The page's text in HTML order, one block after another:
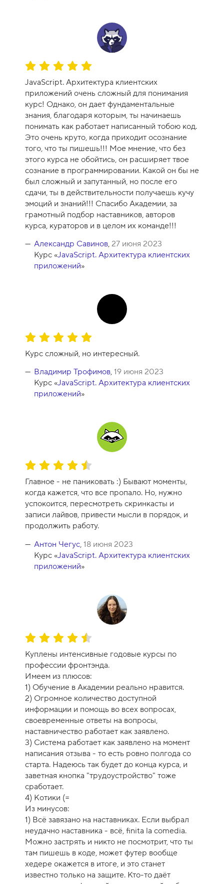
О
е
н
к
а
к
у
р
с
а
-
1
0
JavaScript. Архитектура клиентских
приложений очень сложный для понимания
курс! Однако, он дает фундаментальные
знания, благодаря которым, ты начинаешь
понимать как работает написанный тобою код.
Это очень круто, когда приходит осознание
того, что ты пишешь!!! Мое мнение, что без
этого курса не обойтись, он расширяет твое
сознание в программировании. Какой он бы не
был сложный и запутанный, но после его
сдачи, ты в действительности получаешь кучу
эмоций и знаний!!! Спасибо Академии, за
грамотный подбор наставников, авторов
курса, кураторов и в целом их команде!!!
Александр Савинов, 27 июня 2023
Курс «JavaScript. Архитектура клиентских
приложений»
О
е
н
1
0
Курс сложный, но интересный.
Владимир Трофимов, 19 июня 2023
Курс «JavaScript. Архитектура клиентских
приложений»
О
ц
е
н
к
а
к
у
Главное - не паниковать :) Бывают моменты,
когда кажется, что все пропало. Но, нужно
успокоится, пересмотреть скринкасты и
записи лайвов, привести мысли в порядок, и
продолжить работу.
Антон Чегус, 18 июня 2023
Курс «JavaScript. Архитектура клиентских
приложений»
О
е
н
к
а
к
у
р
с
а
-
9
Куплены интенсивные годовые курсы по
профессии фронтэнда.
Имеем из плюсов:
1) Обучение в Академии реально нравится.
2) Огромное количество доступной
информации и помощь во всех вопросах,
своевременные ответы на вопросы,
наставничество работает как заявлено.
3) Система работает как заявлено на момент
написания отзыва - то есть ровно полгода со
старта. Надеюсь так будет до конца курса, и
заветная кнопка "трудоустройство" тоже
сработает.
4) Котики (=
Из минусов:
1) Всё завязано на наставниках. Если выбрал
неудачно наставника - всё, finita la comedia.
Можно застрять и никто не посмотрит, что ты
там пишешь в коде, может футер вообще
хедере окажется в итоге, и это станет
известно только на защите. Кто-то даёт